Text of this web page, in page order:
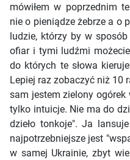
mówiłem w poprzednim
nie o pieniądze żebrze a o
ludzie, którzy by w
ofiar i tymi ludźmi
do których te słowa
Lepiej raz zobaczyć niż 10
sam jestem zielony
tylko intuicje. Nie ma do
dzieło tonkoje". Ja
najpotrzebniejsze jest
w samej Ukrainie, zbyt